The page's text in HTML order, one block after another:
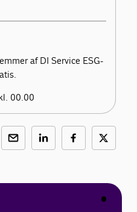
af DI Service ESG-
00.00